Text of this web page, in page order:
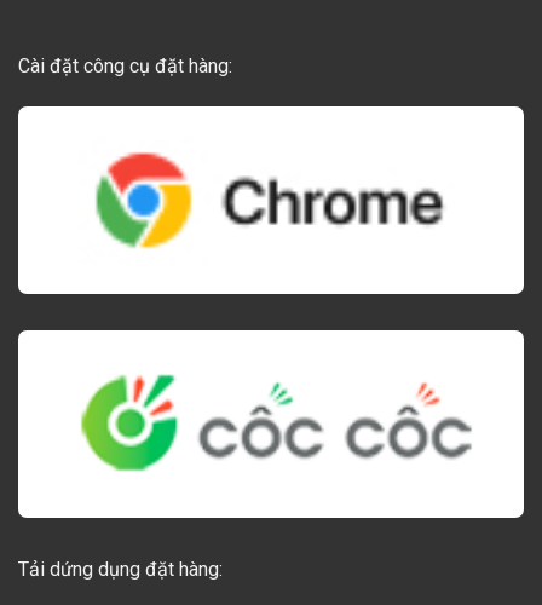
Cài đặt công cụ đặt hàng:
Tải dứng dụng đặt hàng: